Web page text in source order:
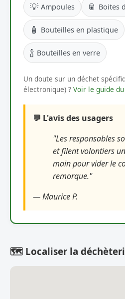
💡 Ampoules 🥫 Boites
🧴 Bouteilles en plastique
🍾 Bouteilles en verre
Un doute sur un déchet
électronique) ? Voir le guide
💬 L'avis des usagers
"Les responsables
et filent volontiers
main pour vider le
remorque."
— Maurice P.
🗺️ Localiser la